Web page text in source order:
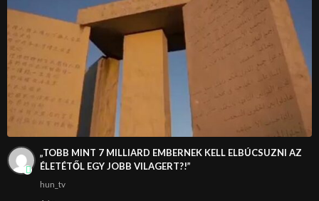
„TOBB MINT 7 MILLIARD EMBERNEK KELL ELBÚCSUZNI AZ
ÉLETÉTŐL EGY JOBB VILAGERT?!”
hun_tv